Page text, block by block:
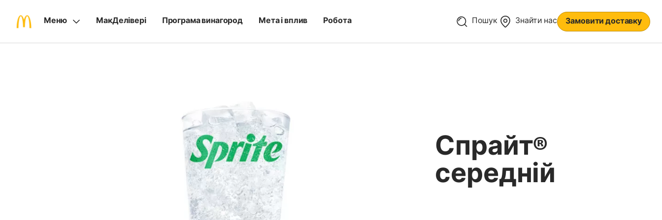
Меню МакДелівері Програма винагород Мета і вплив Робота Пошук Знайти нас Замовити доставку
Спрайт®
середній